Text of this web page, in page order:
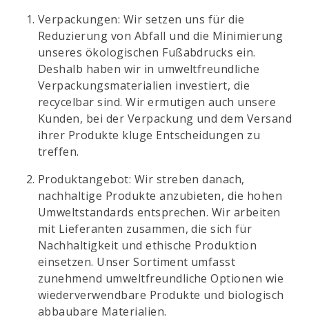
Verpackungen: Wir setzen uns für die
Reduzierung von Abfall und die Minimierung
unseres ökologischen Fußabdrucks ein.
Deshalb haben wir in umweltfreundliche
Verpackungsmaterialien investiert, die
recycelbar sind. Wir ermutigen auch unsere
Kunden, bei der Verpackung und dem Versand
ihrer Produkte kluge Entscheidungen zu
treffen.
Produktangebot: Wir streben danach,
nachhaltige Produkte anzubieten, die hohen
Umweltstandards entsprechen. Wir arbeiten
mit Lieferanten zusammen, die sich für
Nachhaltigkeit und ethische Produktion
einsetzen. Unser Sortiment umfasst
zunehmend umweltfreundliche Optionen wie
wiederverwendbare Produkte und biologisch
abbaubare Materialien.